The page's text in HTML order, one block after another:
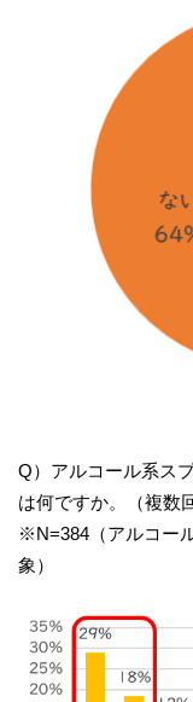
Q）アルコール系ス
は何ですか。（複数
※N=384（アルコー
象）